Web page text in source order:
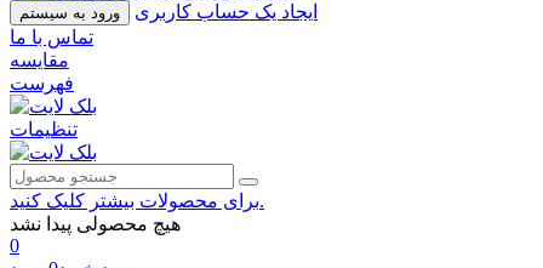
ورود به سیستم
ایجاد یک حساب کاربری
تماس با ما
مقایسه
فهرست
تنظیمات
برای محصولات بیشتر کلیک کنید.
هیچ محصولی پیدا نشد
0